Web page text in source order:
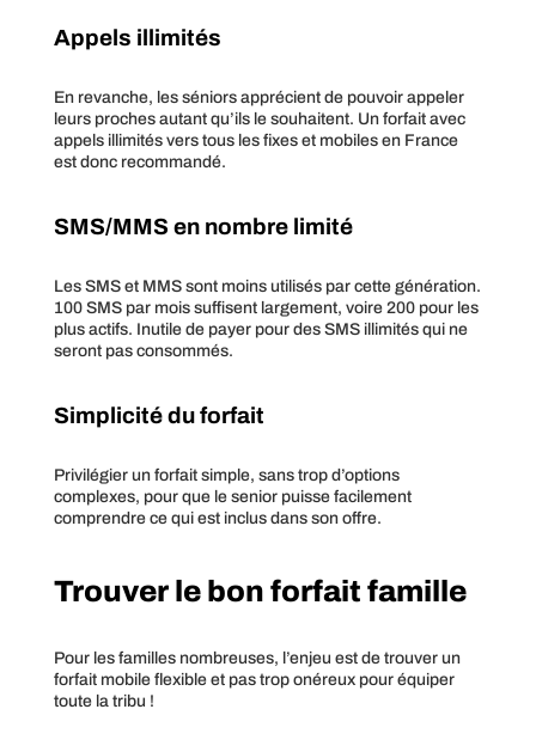
Appels illimités
En revanche, les séniors apprécient de pouvoir appeler
leurs proches autant qu’ils le souhaitent. Un forfait avec
appels illimités vers tous les fixes et mobiles en France
est donc recommandé.
SMS/MMS en nombre limité
Les SMS et MMS sont moins utilisés par cette génération.
100 SMS par mois suffisent largement, voire 200 pour les
plus actifs. Inutile de payer pour des SMS illimités qui ne
seront pas consommés.
Simplicité du forfait
Privilégier un forfait simple, sans trop d’options
complexes, pour que le senior puisse facilement
comprendre ce qui est inclus dans son offre.
Trouver le bon forfait famille
Pour les familles nombreuses, l’enjeu est de trouver un
forfait mobile flexible et pas trop onéreux pour équiper
toute la tribu !